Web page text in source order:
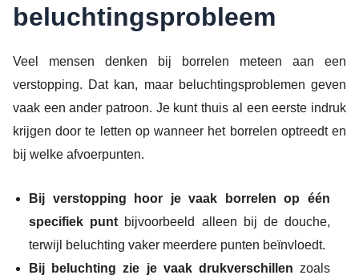
beluchtingsprobleem
Veel mensen denken bij borrelen meteen aan een
verstopping. Dat kan, maar beluchtingsproblemen geven
vaak een ander patroon. Je kunt thuis al een eerste indruk
krijgen door te letten op wanneer het borrelen optreedt en
bij welke afvoerpunten.
Bij verstopping hoor je vaak borrelen op één
specifiek punt bijvoorbeeld alleen bij de douche,
terwijl beluchting vaker meerdere punten beïnvloedt.
Bij beluchting zie je vaak drukverschillen zoals